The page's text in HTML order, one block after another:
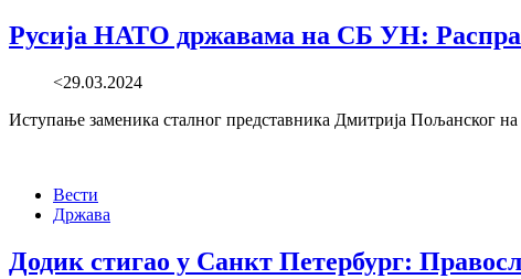
Русија НАТО државама на СБ УН:
<29.03.2024
Иступање заменика сталног представника Дмитрија Пољанског
Вести
Држава
Додик стигао у Санкт Петербург: